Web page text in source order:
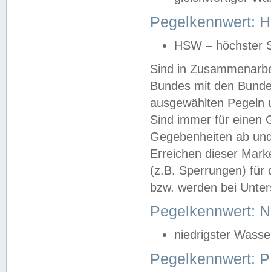
Pegelkennwert:
HSW – höchster
Sind in
Bundes mit den
ausgewählten
Sind immer für einen
Gegebenheiten ab
Erreichen dieser
(z.B. Sperrungen) für
bzw. werden bei
Pegelkennwert:
niedrigster
Pegelkennwert: